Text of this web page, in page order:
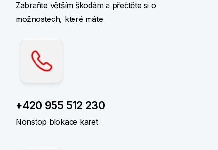
Zabraňte větším škodám a přečtěte si o
možnostech, které máte
+420 955 512 230
Nonstop blokace karet